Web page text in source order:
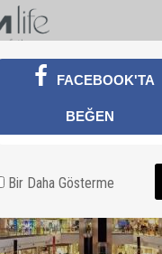
MARKA
TEPE HOME'DA
Keresteci Haberleri
FACEBOOK'TA
BEĞEN
Bir Daha Gösterme